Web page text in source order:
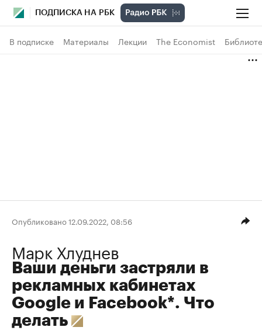
ПОДПИСКА НА РБК
В подписке Материалы Лекции The Economist
Опубликовано 12.09.2022, 08:56
Марк Хлуднев
Ваши деньги застряли в
рекламных кабинетах
Google и Facebook*. Что
делать